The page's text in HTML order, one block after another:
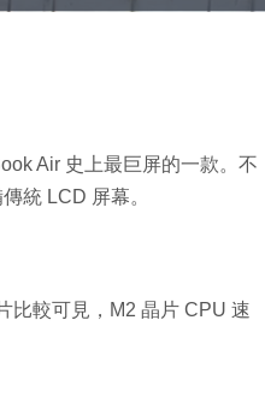
螢
Air 史上最巨屏的一款。不
統 LCD 屏幕。
比較可見，M2 晶片 CPU 速